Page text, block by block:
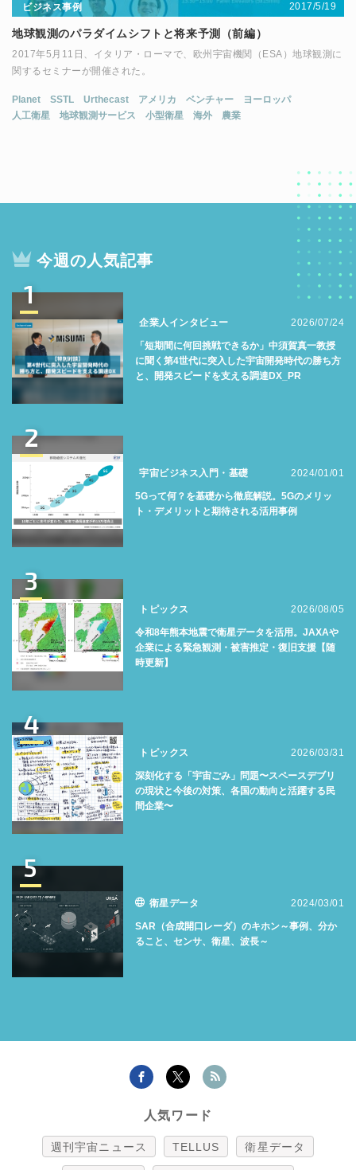
ビジネス事例 2017/5/19
地球観測のパラダイムシフトと将来予測（前編）
2017年5月11日、イタリア・ローマで、欧州宇宙機関（ESA）地球観測に
関するセミナーが開催された。
Planet SSTL Urthecast アメリカ ベンチャー
ヨーロッパ
人工衛星
地球観測サービス 小型衛星 海外 農業
今週の人気記事
1
企業人インタビュー 2026/07/24
「短期間に何回挑戦できるか」中須賀真一教授
に聞く第4世代に突入した宇宙開発時代の勝ち方
と、開発スピードを支える調達DX_PR
2
宇宙ビジネス入門・基礎 2024/01/01
5Gって何？を基礎から徹底解説。5Gのメリッ
ト・デメリットと期待される活用事例
3
トピックス 2026/08/05
令和8年熊本地震で衛星データを活用。JAXAや
企業による緊急観測・被害推定・復旧支援【随
時更新】
4
トピックス 2026/03/31
深刻化する「宇宙ごみ」問題〜スペースデブリ
の現状と今後の対策、各国の動向と活躍する民
間企業〜
5
衛星データ 2024/03/01
SAR（合成開口レーダ）のキホン～事例、分か
ること、センサ、衛星、波長～
人気ワード
週刊宇宙ニュース TELLUS 衛星データ